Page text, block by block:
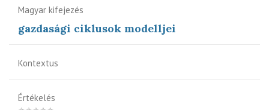
Magyar kifejezés
gazdasági ciklusok modelljei
Kontextus
Értékelés